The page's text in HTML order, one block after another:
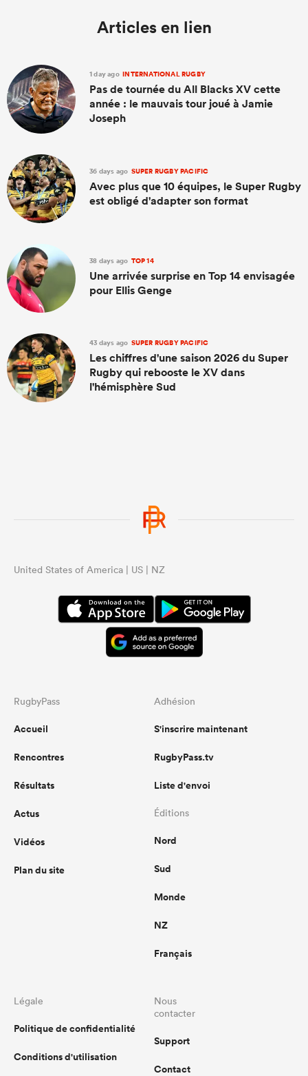
Articles en lien
1 day ago INTERNATIONAL RUGBY
Pas de tournée du All Blacks XV cette
année : le mauvais tour joué à Jamie
Joseph
36 days ago SUPER RUGBY PACIFIC
Avec plus que 10 équipes, le Super Rugby
est obligé d'adapter son format
38 days ago TOP 14
Une arrivée surprise en Top 14 envisagée
pour Ellis Genge
43 days ago SUPER RUGBY PACIFIC
Les chiffres d'une saison 2026 du Super
Rugby qui rebooste le XV dans
l'hémisphère Sud
United States of America | US | NZ
RugbyPass
Accueil
Rencontres
Résultats
Actus
Vidéos
Plan du site
Adhésion
S'inscrire maintenant
RugbyPass.tv
Liste d'envoi
Éditions
Nord
Sud
Monde
NZ
Français
Légale
Politique de confidentialité
Conditions d'utilisation
Nous
contacter
Support
Contact